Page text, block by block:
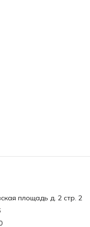
площадь д. 2 стр. 2